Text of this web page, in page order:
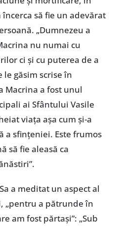
să fie un adevărat
„Dumnezeu a
nu numai cu
ci şi cu puterea de a
le găsim scrise în
Macrina a fost unul
ai Sfântului Vasile
viaţa aşa cum şi-a
a sfinţeniei. Este frumos
să fie aleasă ca
a meditat un aspect al
„pentru a pătrunde în
am fost părtaşi”: „Sub